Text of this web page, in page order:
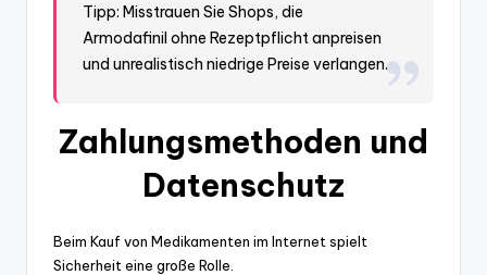
Tipp: Misstrauen Sie Shops, die
Armodafinil ohne Rezeptpflicht anpreisen
und unrealistisch niedrige Preise verlangen.
Zahlungsmethoden und
Datenschutz
Beim Kauf von Medikamenten im Internet spielt
Sicherheit eine große Rolle.